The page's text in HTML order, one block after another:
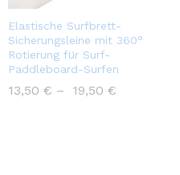
Elastische Surfbrett-
Sicherungsleine mit 360°
Rotierung für Surf-
Paddleboard-Surfen
13,50 € – 19,50 €